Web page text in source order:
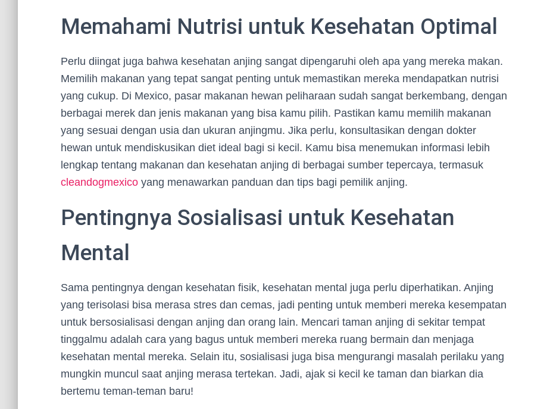
Memahami Nutrisi untuk Kesehatan Optimal
Perlu diingat juga bahwa kesehatan anjing sangat dipengaruhi oleh apa yang mereka makan.
Memilih makanan yang tepat sangat penting untuk memastikan mereka mendapatkan nutrisi
yang cukup. Di Mexico, pasar makanan hewan peliharaan sudah sangat berkembang, dengan
berbagai merek dan jenis makanan yang bisa kamu pilih. Pastikan kamu memilih makanan
yang sesuai dengan usia dan ukuran anjingmu. Jika perlu, konsultasikan dengan dokter
hewan untuk mendiskusikan diet ideal bagi si kecil. Kamu bisa menemukan informasi lebih
lengkap tentang makanan dan kesehatan anjing di berbagai sumber tepercaya, termasuk
cleandogmexico yang menawarkan panduan dan tips bagi pemilik anjing.
Pentingnya Sosialisasi untuk Kesehatan
Mental
Sama pentingnya dengan kesehatan fisik, kesehatan mental juga perlu diperhatikan. Anjing
yang terisolasi bisa merasa stres dan cemas, jadi penting untuk memberi mereka kesempatan
untuk bersosialisasi dengan anjing dan orang lain. Mencari taman anjing di sekitar tempat
tinggalmu adalah cara yang bagus untuk memberi mereka ruang bermain dan menjaga
kesehatan mental mereka. Selain itu, sosialisasi juga bisa mengurangi masalah perilaku yang
mungkin muncul saat anjing merasa tertekan. Jadi, ajak si kecil ke taman dan biarkan dia
bertemu teman-teman baru!